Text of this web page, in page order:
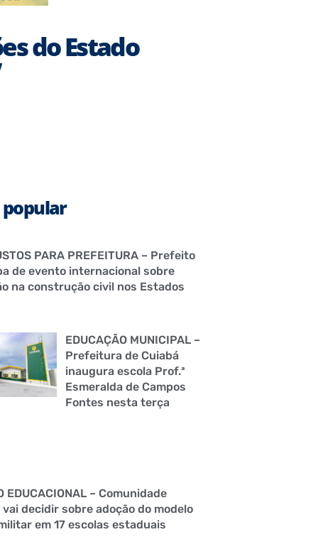
do Estado
popular
PARA PREFEITURA – Prefeito
de evento internacional sobre
na construção civil nos Estados
EDUCAÇÃO MUNICIPAL –
Prefeitura de Cuiabá
inaugura escola Prof.ª
Esmeralda de Campos
Fontes nesta terça
EDUCACIONAL – Comunidade
decidir sobre adoção do modelo
em 17 escolas estaduais